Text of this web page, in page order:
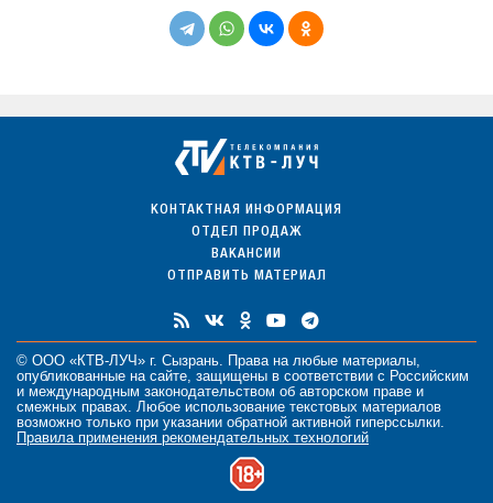
КОНТАКТНАЯ ИНФОРМАЦИЯ
ОТДЕЛ ПРОДАЖ
ВАКАНСИИ
ОТПРАВИТЬ МАТЕРИАЛ
© ООО «КТВ-ЛУЧ» г. Сызрань. Права на любые материалы
опубликованные на сайте, защищены в соответствии с Российским
и международным законодательством об авторском праве и
смежных правах. Любое использование текстовых материалов
возможно только при указании обратной активной гиперссылки.
Правила применения рекомендательных технологий